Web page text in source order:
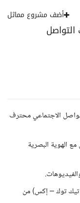
أضف مشروع مماثل
الاجتماعي محترف
الهوية البصرية
تيك توك – إكس) من